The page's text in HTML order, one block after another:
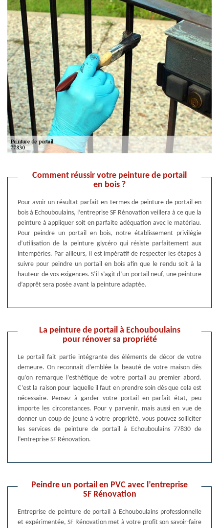
Comment réussir votre peinture de portail
en bois ?
Pour avoir un résultat parfait en termes de peinture de portail en
bois à Echouboulains, l’entreprise SF Rénovation veillera à ce que la
peinture à appliquer soit en parfaite adéquation avec le matériau.
Pour peindre un portail en bois, notre établissement privilégie
d’utilisation de la peinture glycéro qui résiste parfaitement aux
intempéries. Par ailleurs, il est impératif de respecter les étapes à
suivre pour peindre un portail en bois afin que le rendu soit à la
hauteur de vos exigences. S’il s’agit d’un portail neuf, une peinture
d’apprêt sera posée avant la peinture adaptée.
La peinture de portail à Echouboulains
pour rénover sa propriété
Le portail fait partie intégrante des éléments de décor de votre
demeure. On reconnait d’emblée la beauté de votre maison dès
qu’on remarque l’esthétique de votre portail au premier abord.
C’est la raison pour laquelle il faut en prendre soin dès que cela est
nécessaire. Pensez à garder votre portail en parfait état, peu
importe les circonstances. Pour y parvenir, mais aussi en vue de
donner un coup de jeune à votre propriété, vous pouvez solliciter
les services de peinture de portail à Echouboulains 77830 de
l’entreprise SF Rénovation.
Peindre un portail en PVC avec l’entreprise
SF Rénovation
Entreprise de peinture de portail à Echouboulains professionnelle
et expérimentée, SF Rénovation met à votre profit son savoir-faire